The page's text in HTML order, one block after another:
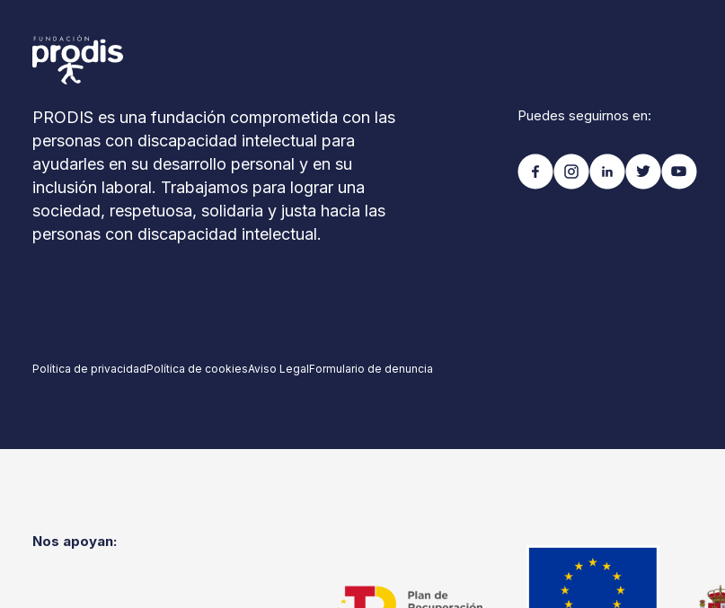
PRODIS es una fundación comprometida con las
personas con discapacidad intelectual para
ayudarles en su desarrollo personal y en su
inclusión laboral. Trabajamos para lograr una
sociedad, respetuosa, solidaria y justa hacia las
personas con discapacidad intelectual.
Puedes seguirnos en:
Política de privacidadPolítica de cookiesAviso LegalFormulario de denuncia
Nos apoyan: